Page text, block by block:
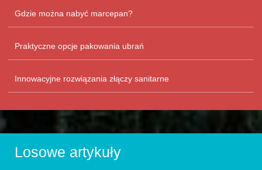
Gdzie można nabyć marcepan?
Praktyczne opcje pakowania ubrań
Innowacyjne rozwiązania złączy sanitarne
Losowe artykuły